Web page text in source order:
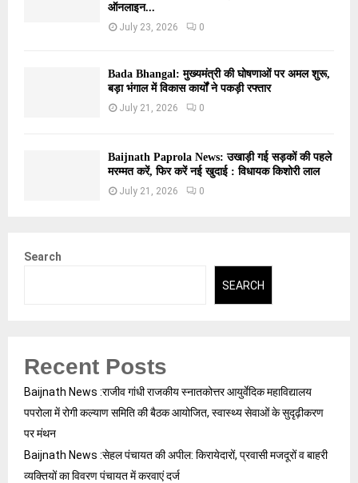
ऑनलाइन...
July 23, 2026 0
Bada Bhangal: मुख्यमंत्री की घोषणाओं पर अमल शुरू,
बड़ा भंगाल में विकास कार्यों ने पकड़ी रफ्तार
July 21, 2026 0
Baijnath Paprola News: उखाड़ी गई सड़कों की पहले
मरम्मत करें, फिर करें नई खुदाई : विधायक किशोरी लाल
July 21, 2026 0
Search
SEARCH
Recent Posts
Baijnath News :राजीव गांधी राजकीय स्नातकोत्तर आयुर्वेदिक महाविद्यालय
पपरोला में रोगी कल्याण समिति की बैठक आयोजित, स्वास्थ्य सेवाओं के सुदृढ़ीकरण
पर मंथन
Baijnath News :सेहल पंचायत की अपील: किरायेदारों, प्रवासी मजदूरों व बाहरी
व्यक्तियों का विवरण पंचायत में करवाएं दर्ज